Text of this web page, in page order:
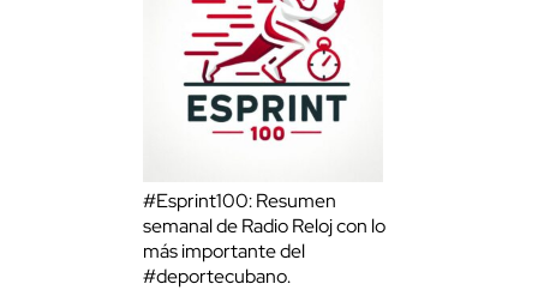
#Esprint100: Resumen
semanal de Radio Reloj con lo
más importante del
#deportecubano.